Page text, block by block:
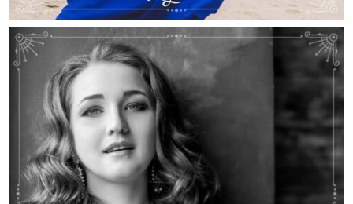
Ищем Отговорки Или Пробуем?